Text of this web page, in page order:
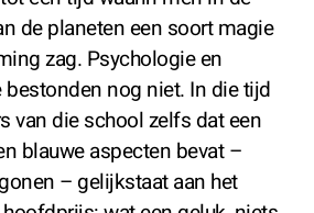
de planeten een soort magie
zag. Psychologie en
bestonden nog niet. In die tijd
van die school zelfs dat een
blauwe aspecten bevat –
– gelijkstaat aan het